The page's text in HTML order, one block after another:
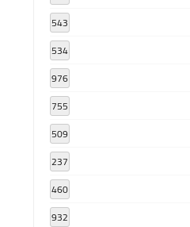
543
534
976
755
509
237
460
932